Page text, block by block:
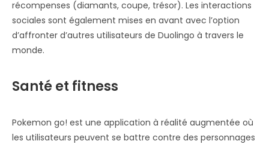
récompenses (diamants, coupe, trésor). Les interactions
sociales sont également mises en avant avec l’option
d’affronter d’autres utilisateurs de Duolingo à travers le
monde.
Santé et fitness
Pokemon go! est une application à réalité augmentée où
les utilisateurs peuvent se battre contre des personnages